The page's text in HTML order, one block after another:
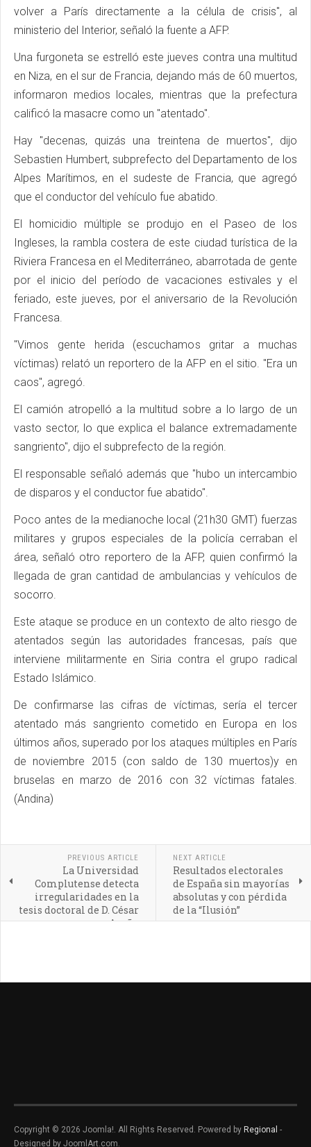
volver a París directamente a la célula de crisis", al
ministerio del Interior, señaló la fuente a AFP.
Una furgoneta se estrelló este jueves contra una multitud
en Niza, en el sur de Francia, dejando más de 60 muertos,
informaron medios locales, mientras que la prefectura
calificó la masacre como un "atentado".
Hay "decenas, quizás una treintena de muertos", dijo
Sebastien Humbert, subprefecto del Departamento de los
Alpes Marítimos, en el sudeste de Francia, que agregó
que el conductor del vehículo fue abatido.
El homicidio múltiple se produjo en el Paseo de los
Ingleses, la rambla costera de este ciudad turística de la
Riviera Francesa en el Mediterráneo, abarrotada de gente
por el inicio del período de vacaciones estivales y el
feriado, este jueves, por el aniversario de la Revolución
Francesa.
"Vimos gente herida (escuchamos gritar a muchas
víctimas) relató un reportero de la AFP en el sitio. "Era un
caos", agregó.
El camión atropelló a la multitud sobre a lo largo de un
vasto sector, lo que explica el balance extremadamente
sangriento", dijo el subprefecto de la región.
El responsable señaló además que "hubo un intercambio
de disparos y el conductor fue abatido".
Poco antes de la medianoche local (21h30 GMT) fuerzas
militares y grupos especiales de la policía cerraban el
área, señaló otro reportero de la AFP, quien confirmó la
llegada de gran cantidad de ambulancias y vehículos de
socorro.
Este ataque se produce en un contexto de alto riesgo de
atentados según las autoridades francesas, país que
interviene militarmente en Siria contra el grupo radical
Estado Islámico.
De confirmarse las cifras de víctimas, sería el tercer
atentado más sangriento cometido en Europa en los
últimos años, superado por los ataques múltiples en París
de noviembre 2015 (con saldo de 130 muertos)y en
bruselas en marzo de 2016 con 32 víctimas fatales.
(Andina)
PREVIOUS ARTICLE
La Universidad
Complutense detecta
irregularidades en la
tesis doctoral de D. César
Acuña
NEXT ARTICLE
Resultados electorales
de España sin mayorías
absolutas y con pérdida
de la “Ilusión”
Copyright © 2026 Joomla!. All Rights Reserved. Powered by Regional -
Designed by JoomlArt.com.